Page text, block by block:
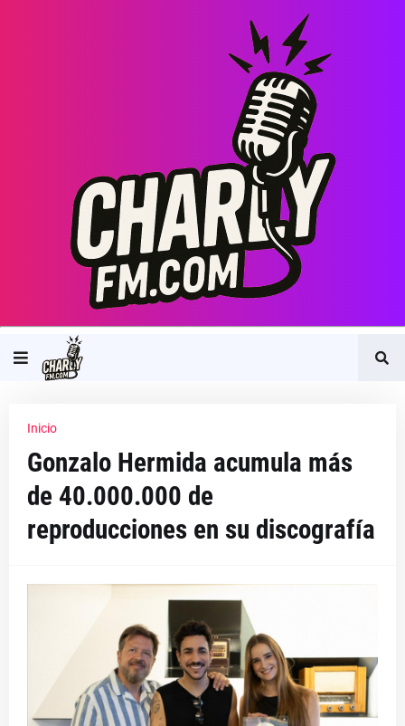
Inicio
Gonzalo Hermida acumula más
de 40.000.000 de
reproducciones en su discografía